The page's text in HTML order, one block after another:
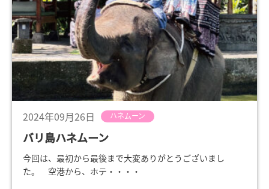
2024年09月26日 ハネムーン
バリ島ハネムーン
今回は、最初から最後まで大変ありがとうございまし
た。 空港から、ホテ・・・・